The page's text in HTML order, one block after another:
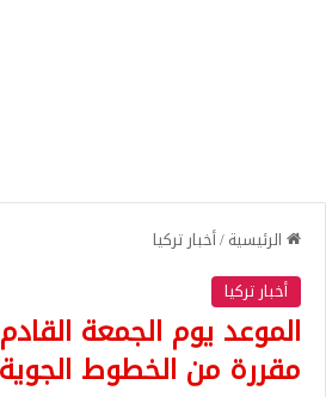
الرئيسية/أخبار تركيا
أخبار تركيا
مقررة من الخطوط الجوية